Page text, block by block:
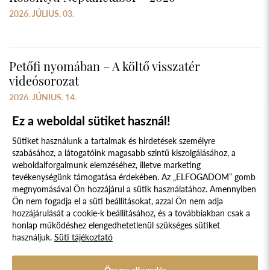
2026. JÚLIUS. 03.
Petőfi nyomában – A költő visszatér
videósorozat
2026. JÚNIUS. 14.
Süti szabályzat Adatvédelmi nyilatkozat
Jogi nyilatkozat
© 2017 - 2026 NÉPFŐISKOLA ALAPÍTVÁNY, LAKITELEK. MINDEN JOG
Ez a weboldal sütiket használ!
Sütiket használunk a tartalmak és hirdetések személyre
szabásához, a látogatóink magasabb szintű kiszolgálásához, a
weboldalforgalmunk elemzéséhez, illetve marketing
tevékenységünk támogatása érdekében. Az „ELFOGADOM” gomb
megnyomásával Ön hozzájárul a sütik használatához. Amennyiben
Ön nem fogadja el a süti beállításokat, azzal Ön nem adja
hozzájárulását a cookie-k beállításához, és a továbbiakban csak a
honlap működéshez elengedhetetlenül szükséges sütiket
használjuk. Süti tájékoztató